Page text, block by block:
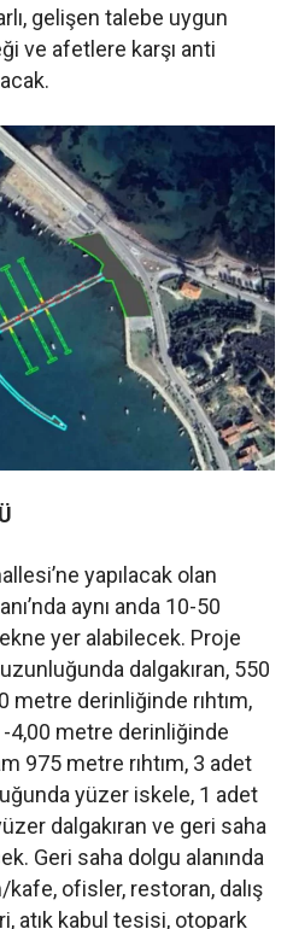
gelişen talebe uygun
ve afetlere karşı anti
yapılacak olan
aynı anda 10-50
yer alabilecek. Proje
dalgakıran, 550
derinliğinde rıhtım,
4,00 metre derinliğinde
975 metre rıhtım, 3 adet
yüzer iskele, 1 adet
dalgakıran ve geri saha
Geri saha dolgu alanında
ofisler, restoran, dalış
atık kabul tesisi, otopark